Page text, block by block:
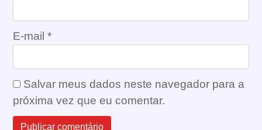
E-mail *
Salvar meus dados neste navegador para a
próxima vez que eu comentar.